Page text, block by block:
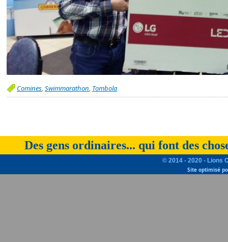
Comines, Swimmarathon, Tombola
Des gens ordinaires... qui font des
© 2014 - 2020 - Lions
Site optimisé